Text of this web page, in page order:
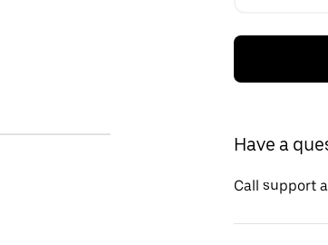
Have a
Call support